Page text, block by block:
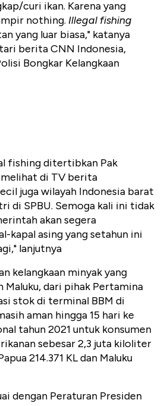
curi ikan. Karena yang
nothing. Illegal fishing
yang luar biasa," katanya
berita CNN Indonesia,
Bongkar Kelangkaan
fishing ditertibkan Pak
di TV berita
juga wilayah Indonesia barat
di SPBU. Semoga kali ini tidak
akan segera
kapal asing yang setahun ini
lanjutnya
kelangkaan minyak yang
Maluku, dari pihak Pertamina
stok di terminal BBM di
aman hingga 15 hari ke
tahun 2021 untuk konsumen
sebesar 2,3 juta kiloliter
214.371 KL dan Maluku
dengan Peraturan Presiden